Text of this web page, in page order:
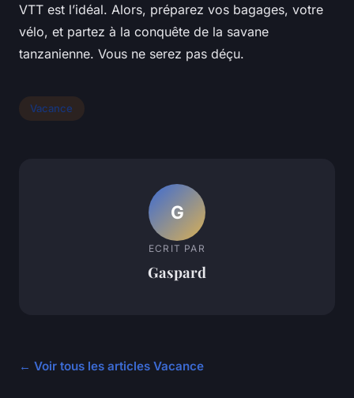
VTT est l’idéal. Alors, préparez vos bagages, votre
vélo, et partez à la conquête de la savane
tanzanienne. Vous ne serez pas déçu.
Vacance
G
ECRIT PAR
Gaspard
← Voir tous les articles Vacance